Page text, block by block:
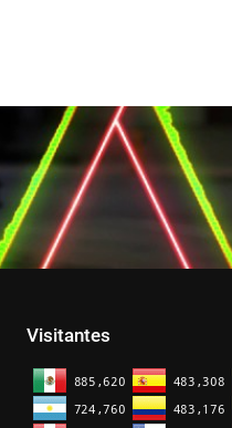
Visitantes